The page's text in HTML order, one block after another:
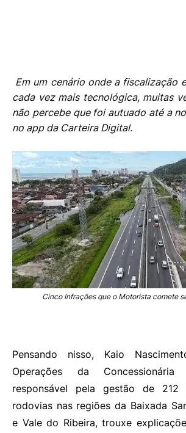
Em um cenário onde a fiscalização
cada vez mais tecnológica, muitas
não percebe que foi autuado até a
no app da Carteira Digital.
Cinco Infrações que o Motorista comete
Pensando nisso, Kaio
Operações da
responsável pela gestão de 212
rodovias nas regiões da Baixada
e Vale do Ribeira, trouxe